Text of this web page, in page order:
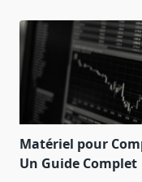
Matériel pour
Un Guide Complet